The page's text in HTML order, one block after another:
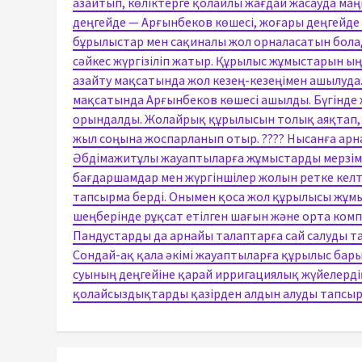
деңгейде — Арғынбеков көшесі, жоғары
бұрылыстар мен сақиналы жол орналасатын
сәйкес жүргізіліп жатыр. Құрылыс жұмыстарын
азайту мақсатында жол кезең-кезеңімен
мақсатында Арғынбеков көшесі ашылды.
орындалды. Жолайрық құрылысын толық аяқтап,
жыл соңына жоспарланып отыр. ???? Нысанға
Әбдімажитұлы жауаптыларға жұмыстарды
бағдаршамдар мен жүргіншілер жолын ретке
тапсырма берді. Онымен қоса жол құрылысы
шеңберінде рұқсат етілген шағын және орта
Пандустарды да арнайы талаптарға сай салуды
Сондай-ақ қала әкімі жауаптыларға құрылыс
суының деңгейіне қарай ирригациялық
қолайсыздықтарды қазірден алдын алуды